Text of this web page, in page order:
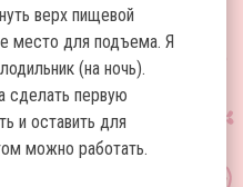
верх пищевой
место для подъема. Я
(на ночь).
сделать первую
и оставить для
можно работать.